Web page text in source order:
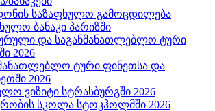
საზაფხულო გამოცდილება
ბანაკი პარიზში
და საგანმანათლებლო ტური
2026
ტური ფინეთსა და
2026
ვიზიტი სტრასბურგში 2026
სკოლა სტოკჰოლმში 2026